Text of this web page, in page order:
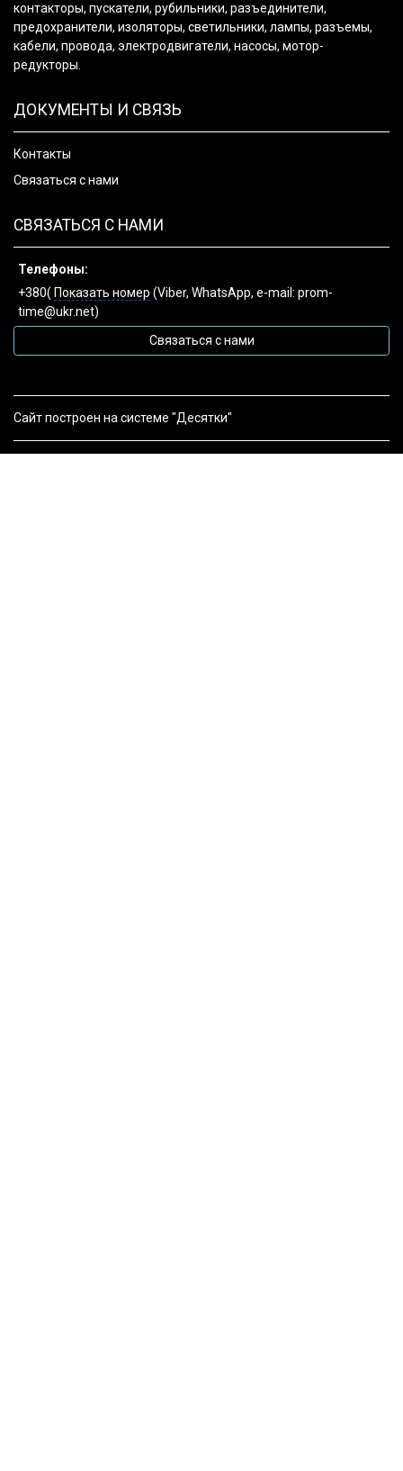
контакторы, пускатели, рубильники, разъединители,
предохранители, изоляторы, светильники, лампы, разъемы,
кабели, провода, электродвигатели, насосы, мотор-
редукторы.
ДОКУМЕНТЫ И СВЯЗЬ
Контакты
Связаться с нами
СВЯЗАТЬСЯ С НАМИ
Телефоны:
+380( Показать номер (Viber, WhatsApp, e-mail: prom-
time@ukr.net)
Связаться с нами
Сайт построен на системе "Десятки"